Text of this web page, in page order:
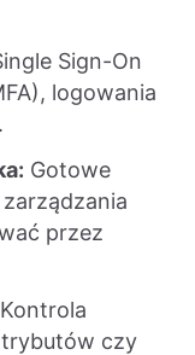
Sign-On
logowania
Gotowe
przez
Kontrola
czy